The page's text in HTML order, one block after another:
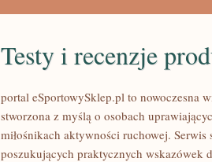
Testy i recenzje
portal eSportowySklep.pl to nowoczesna
stworzona z myślą o osobach
miłośnikach aktywności ruchowej.
poszukujących praktycznych wskazówek